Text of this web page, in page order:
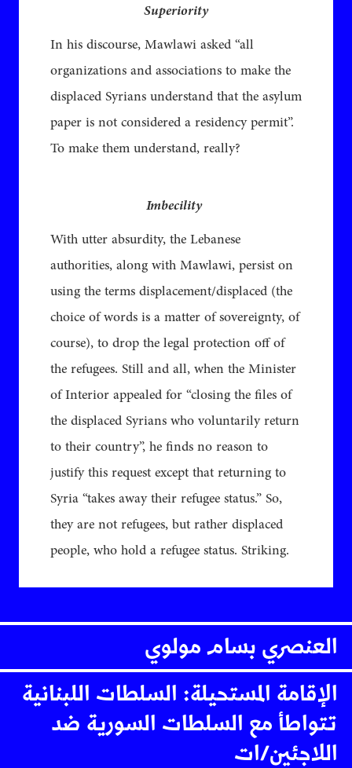
Superiority
In his discourse, Mawlawi asked “all
organizations and associations to make the
displaced Syrians understand that the asylum
paper is not considered a residency permit”.
To make them understand, really?
Imbecility
With utter absurdity, the Lebanese
authorities, along with Mawlawi, persist on
using the terms displacement/displaced (the
choice of words is a matter of sovereignty, of
course), to drop the legal protection off of
the refugees. Still and all, when the Minister
of Interior appealed for “closing the files of
the displaced Syrians who voluntarily return
to their country”, he finds no reason to
justify this request except that returning to
Syria “takes away their refugee status.” So,
they are not refugees, but rather displaced
people, who hold a refugee status. Striking.
العنصري بسام مولوي
الإقامة المستحيلة: السلطات اللبنانية
تتواطأ مع السلطات السورية ضد
اللاجئين/ات